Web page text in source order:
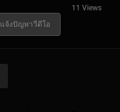
11 Views
แจ้งปัญหาวีดีโอ